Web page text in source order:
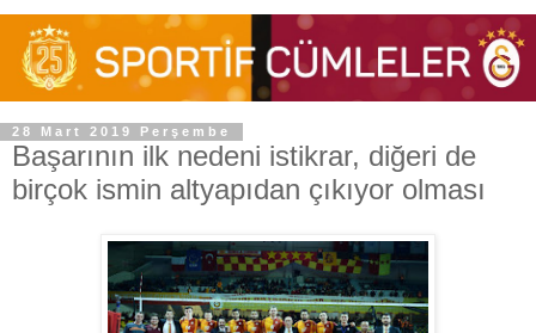
28 Mart 2019 Perşembe
Başarının ilk nedeni istikrar, diğeri de
birçok ismin altyapıdan çıkıyor olması